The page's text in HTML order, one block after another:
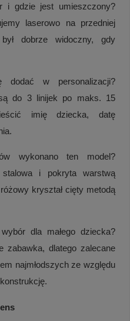
i gdzie jest umieszczony?
laserowo na przedniej
dobrze widoczny, gdy
w personalizacji?
do 3 linijek po maks. 15
imię dziecka, datę
wykonano ten model?
i pokryta warstwą
kryształ cięty metodą
dla małego dziecka?
zabawka, dlatego zalecane
najmłodszych ze względu